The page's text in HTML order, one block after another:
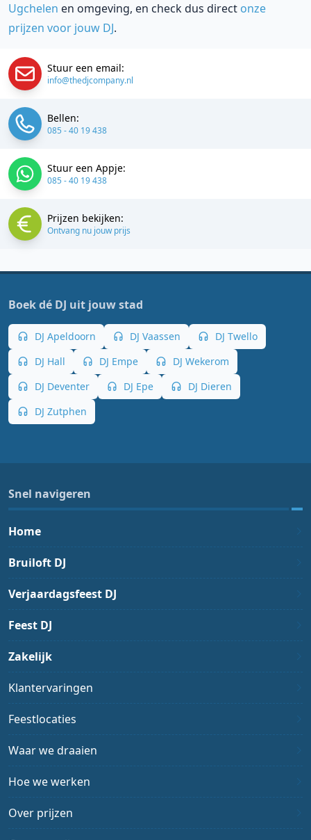
Ugchelen en omgeving, en check dus direct onze
prijzen voor jouw DJ.
Stuur een email:
info@thedjcompany.nl
Bellen:
085 - 40 19 438
Stuur een Appje:
085 - 40 19 438
Prijzen bekijken:
Ontvang nu jouw prijs
Boek dé DJ uit jouw stad
DJ Apeldoorn DJ Vaassen
DJ Twello
DJ Hall
DJ Empe
DJ Wekerom
DJ Deventer
DJ Epe
DJ Dieren
DJ Zutphen
Snel navigeren
Home
Bruiloft DJ
Verjaardagsfeest DJ
Feest DJ
Zakelijk
Klantervaringen
Feestlocaties
Waar we draaien
Hoe we werken
Over prijzen